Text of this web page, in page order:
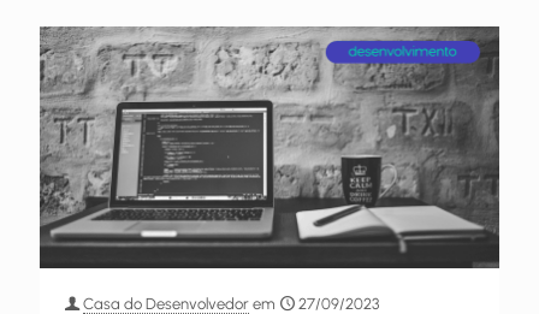
Casa do Desenvolvedor em
27/09/2023